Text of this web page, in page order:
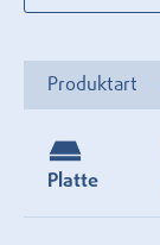
Produktart
Platte